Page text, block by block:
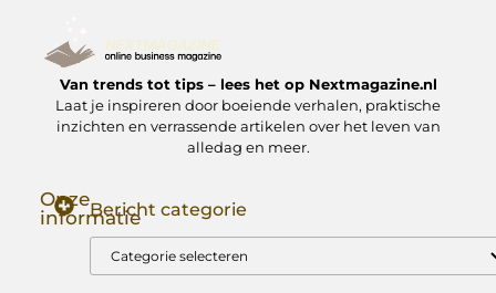
Van trends tot tips – lees het op Nextmagazine.nl
Laat je inspireren door boeiende verhalen, praktische
inzichten en verrassende artikelen over het leven van
alledag en meer.
Onze
informatieBericht categorie